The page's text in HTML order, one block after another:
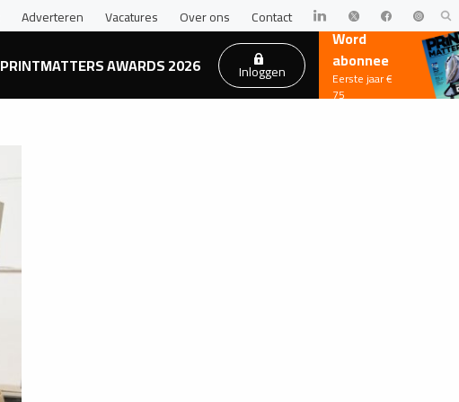
Adverteren Vacatures Over ons Contact
PRINTMATTERS AWARDS 2026 Inloggen
Word
abonnee
Eerste jaar €
75